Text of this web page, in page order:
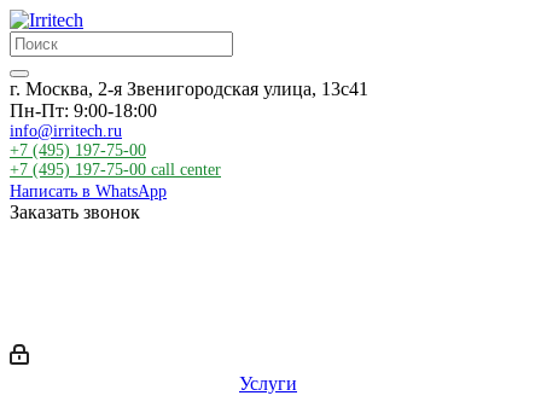
г. Москва, 2-я Звенигородская улица, 13с41
Пн-Пт: 9:00-18:00
info@irritech.ru
+7 (495) 197-75-00
+7 (495) 197-75-00 call center
Написать в WhatsApp
Заказать звонок
Услуги